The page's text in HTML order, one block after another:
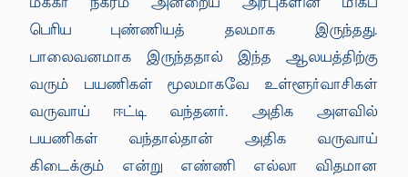
பெரிய புண்ணியத் தலமாக இருந்தது.
பாலைவனமாக இருந்ததால் இந்த ஆலயத்திற்கு
வரும் பயணிகள் மூலமாகவே உள்ளூர்வாசிகள்
வருவாய் ஈட்டி வந்தனர். அதிக அளவில்
பயணிகள் வந்தால்தான் அதிக வருவாய்
கிடைக்கும் என்று எண்ணி எல்லா விதமான